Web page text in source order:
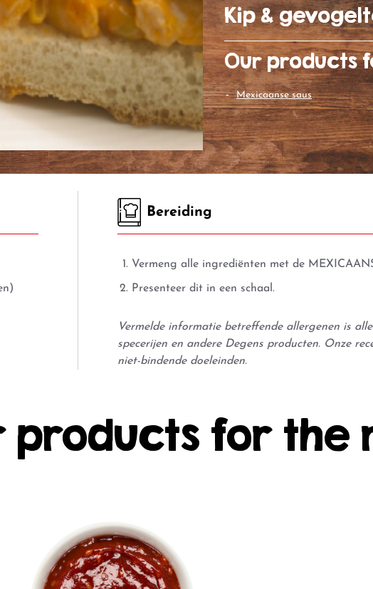
Kip &
Our products
mexicaanse saus
Bereiding
Vermeng alle ingrediënten met de
Presenteer dit in een schaal.
Vermelde informatie betreffende allergenen is
specerijen en andere Degens producten. Onze
niet-bindende doeleinden.
products for the